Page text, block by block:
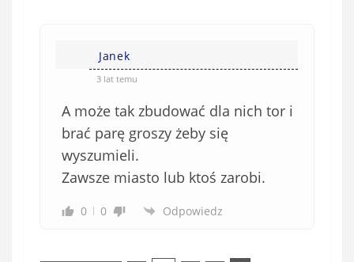
Janek
3 lat temu
A może tak zbudować dla nich tor i
brać parę groszy żeby się
wyszumieli.
Zawsze miasto lub ktoś zarobi.
0 0 Odpowiedz